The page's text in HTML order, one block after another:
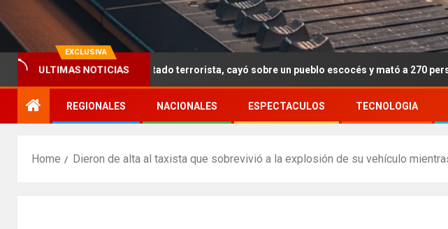
EXCLUSIVA
ULTIMAS NOTICIAS
sufrió un atentado terrorista, cayó sobre un pueblo escocés y mató a 270 personas
REGIONALES NACIONALES ESPECTACULOS TECNOLOGIA
Home Dieron de alta al taxista que sobrevivió a la explosión de su vehículo